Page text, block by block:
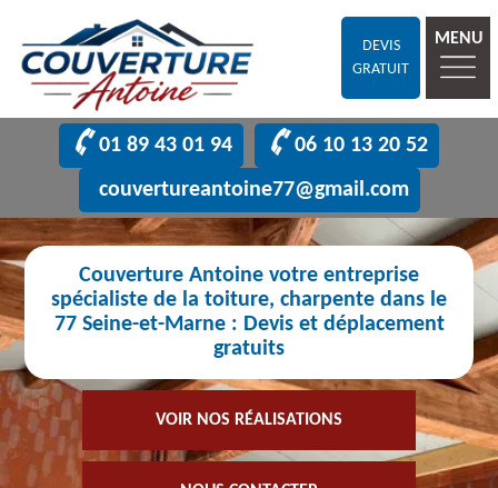
DEVIS
GRATUIT
MENU
01 89 43 01 94
06 10 13 20 52
couvertureantoine77@gmail.com
Couverture Antoine votre entreprise
spécialiste de la toiture, charpente dans le
77 Seine-et-Marne : Devis et déplacement
gratuits
VOIR NOS RÉALISATIONS